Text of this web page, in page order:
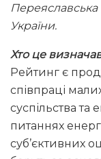
України.
Хто це
Рейтинг є
співпраці
суспільства
питаннях
суб’єктивних